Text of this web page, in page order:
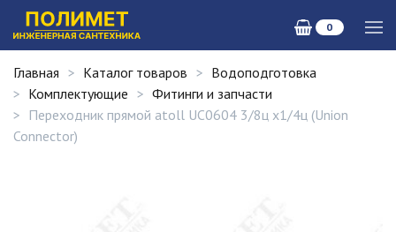
0
Главная Каталог товаров
Водоподготовка
Комплектующие
Фитинги и запчасти
Переходник прямой atoll UC0604 3/8ц х1/4ц (Union
Connector)